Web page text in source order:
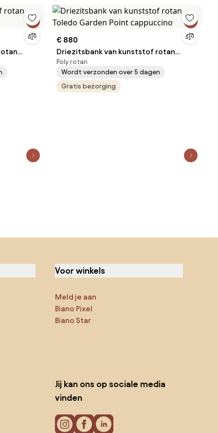
€ 880
Driezitsbank van kunststof rotan
Toledo Garden Point cappuccino
Poly rotan
Wordt verzonden over 5 dagen
Gratis bezorging
Voor winkels
Meld je aan
Biano Pixel
Biano Star
Jij kan ons op sociale media
vinden